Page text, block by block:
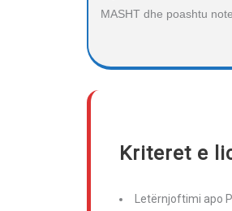
MASHT dhe poashtu
Kriteret e
Letërnjoftimi apo